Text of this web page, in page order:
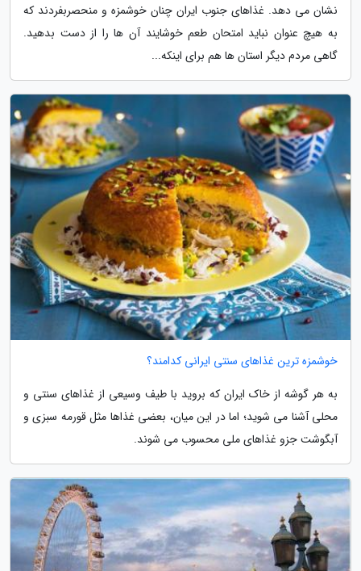
نشان می دهد. غذاهای جنوب ایران چنان خوشمزه و منحصربفردند که
به هیچ عنوان نباید امتحان طعم خوشایند آن ها را از دست بدهید.
گاهی مردم دیگر استان ها هم برای اینکه...
خوشمزه ترین غذاهای سنتی ایرانی کدامند؟
به هر گوشه از خاک ایران که بروید با طیف وسیعی از غذاهای سنتی و
محلی آشنا می شوید؛ اما در این میان، بعضی غذاها مثل قورمه سبزی و
آبگوشت جزو غذاهای ملی محسوب می شوند.